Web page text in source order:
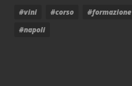
#vini #corso #formazione
#napoli